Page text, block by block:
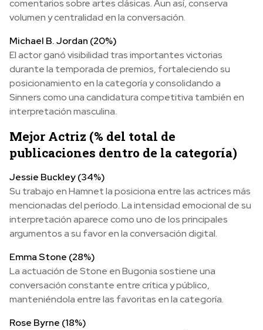
comentarios sobre artes clásicas. Aun así, conserva
volumen y centralidad en la conversación.
Michael B. Jordan (20%)
El actor ganó visibilidad tras importantes victorias
durante la temporada de premios, fortaleciendo su
posicionamiento en la categoría y consolidando a
Sinners como una candidatura competitiva también en
interpretación masculina.
Mejor Actriz (% del total de
publicaciones dentro de la categoría)
Jessie Buckley (34%)
Su trabajo en Hamnet la posiciona entre las actrices más
mencionadas del período. La intensidad emocional de su
interpretación aparece como uno de los principales
argumentos a su favor en la conversación digital.
Emma Stone (28%)
La actuación de Stone en Bugonia sostiene una
conversación constante entre crítica y público,
manteniéndola entre las favoritas en la categoría.
Rose Byrne (18%)